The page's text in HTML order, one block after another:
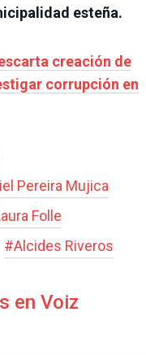
esteña.
creación de
corrupción en
Pereira Mujica
Folle
#Alcides Riveros
en Voiz